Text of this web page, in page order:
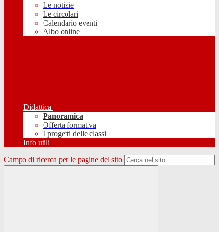
Le notizie
Le circolari
Calendario eventi
Albo online
Didattica
Panoramica
Offerta formativa
I progetti delle classi
Info utili
Campo di ricerca per le pagine del sito